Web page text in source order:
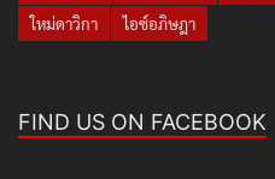
ใหม่ดาวิกา
ไอซ์อภิษฎา
FIND US ON FACEBOOK